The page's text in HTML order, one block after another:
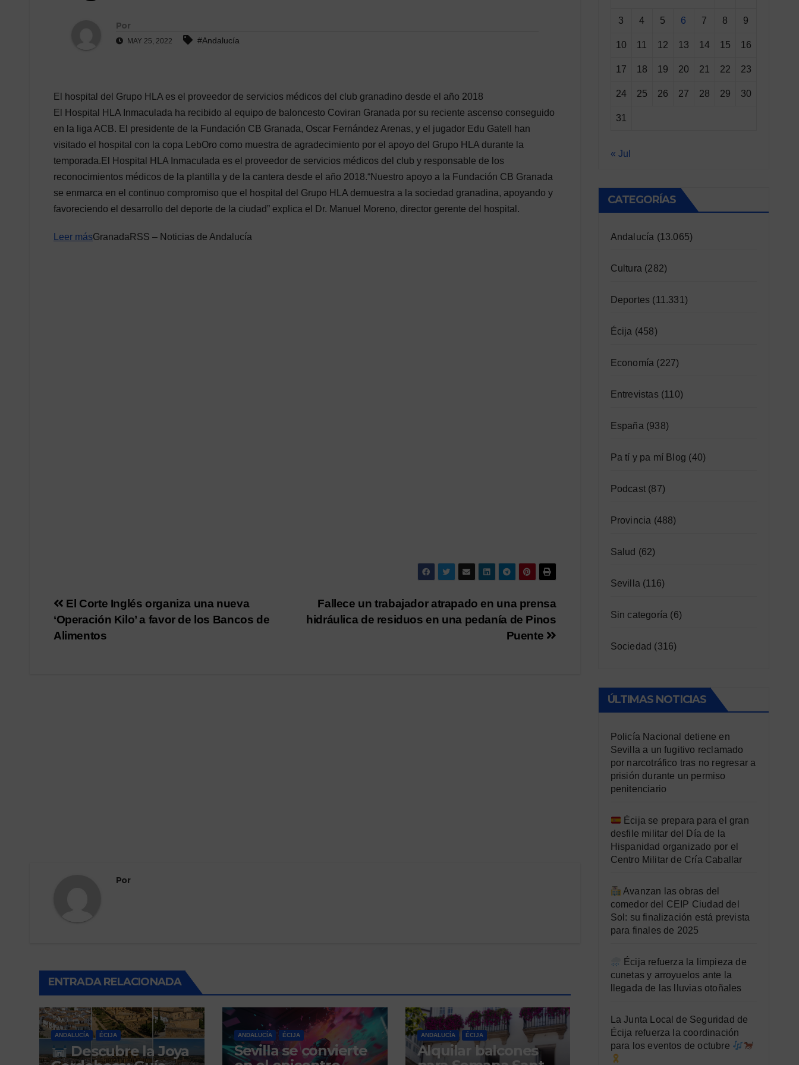
Por
MAY 25, 2022 #Andalucía
El hospital del Grupo HLA es el proveedor de servicios médicos del club granadino desde el año 2018
El Hospital HLA Inmaculada ha recibido al equipo de baloncesto Coviran Granada por su reciente ascenso conseguido
en la liga ACB. El presidente de la Fundación CB Granada, Oscar Fernández Arenas, y el jugador Edu Gatell han
visitado el hospital con la copa LebOro como muestra de agradecimiento por el apoyo del Grupo HLA durante la
temporada.El Hospital HLA Inmaculada es el proveedor de servicios médicos del club y responsable de los
reconocimientos médicos de la plantilla y de la cantera desde el año 2018.“Nuestro apoyo a la Fundación CB Granada
se enmarca en el continuo compromiso que el hospital del Grupo HLA demuestra a la sociedad granadina, apoyando y
favoreciendo el desarrollo del deporte de la ciudad” explica el Dr. Manuel Moreno, director gerente del hospital.
Leer másGranadaRSS – Noticias de Andalucía
Navegación
de
Fallece un trabajador atrapado en una prensa
hidráulica de residuos en una pedanía de Pinos
Puente
El Corte Inglés organiza una nueva
‘Operación Kilo’ a favor de los Bancos de
Alimentos
Por
ENTRADA RELACIONADA
ANDALUCÍA ÉCIJA
Descubre la Joya
ANDALUCÍA ÉCIJA
Sevilla se convierte
ANDALUCÍA ÉCIJA
Alquilar balcones
3 4 5 6 7 8 9
10 11 12 13 14 15 16
17 18 19 20 21 22 23
24 25 26 27 28 29 30
31
« Jul
CATEGORÍAS
Andalucía (13.065)
Cultura (282)
Deportes (11.331)
Écija (458)
Economía (227)
Entrevistas(110)
España (938)
Pa tí y pa mí Blog (40)
Podcast(87)
Provincia (488)
Salud (62)
Sevilla (116)
Sin categoría (6)
Sociedad (316)
ÚLTIMAS NOTICIAS
Policía Nacional detiene en
Sevilla a un fugitivo reclamado
por narcotráfico tras no regresar a
prisión durante un permiso
penitenciario
Écija se prepara para el gran
desfile militar del Día de la
Hispanidad organizado por el
Centro Militar de Cría Caballar
Avanzan las obras del
comedor del CEIP Ciudad del
Sol: su finalización está prevista
para finales de 2025
Écija refuerza la limpieza de
cunetas y arroyuelos ante la
llegada de las lluvias otoñales
La Junta Local de Seguridad de
Écija refuerza la coordinación
para los eventos de octubre